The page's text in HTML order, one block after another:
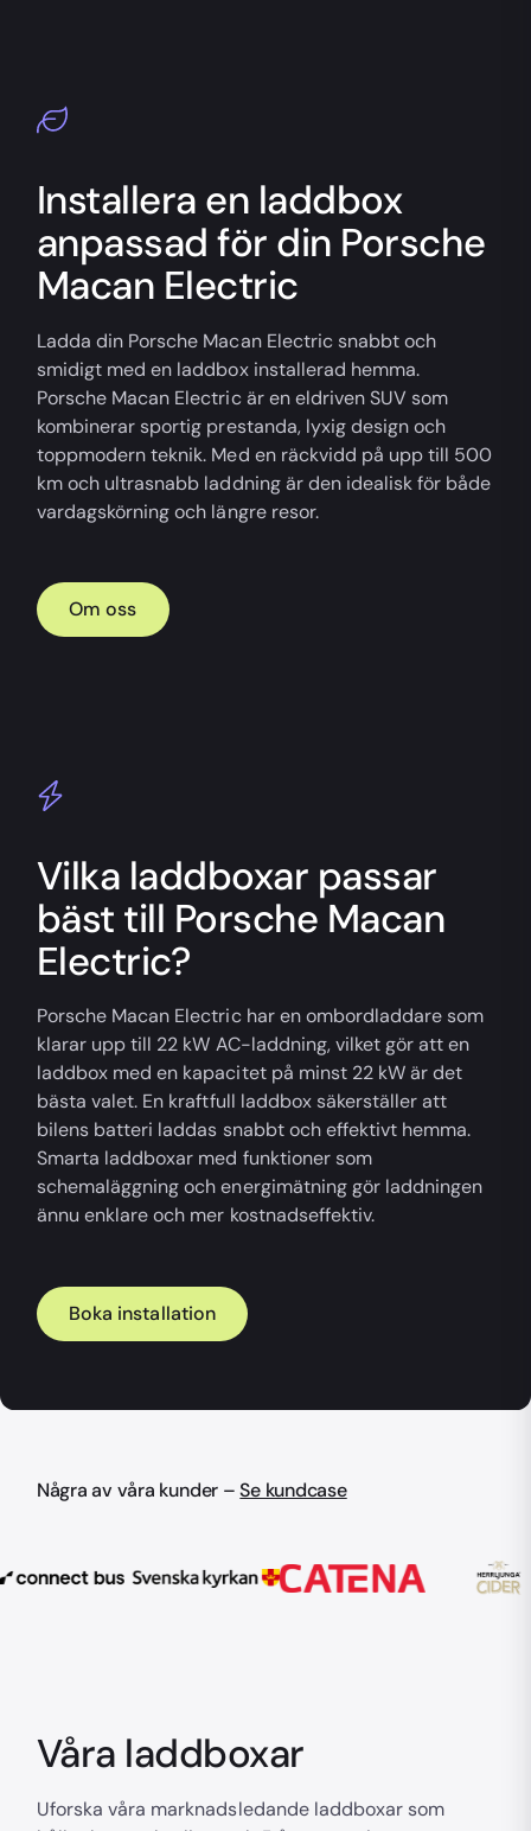
Installera en laddbox
anpassad för din Porsche
Macan Electric
Ladda din Porsche Macan Electric snabbt och
smidigt med en laddbox installerad hemma.
Porsche Macan Electric är en eldriven SUV som
kombinerar sportig prestanda, lyxig design och
toppmodern teknik. Med en räckvidd på upp till 500
km och ultrasnabb laddning är den idealisk för både
vardagskörning och längre resor.
Om oss
Vilka laddboxar passar
bäst till Porsche Macan
Electric?
Porsche Macan Electric har en ombordladdare som
klarar upp till 22 kW AC-laddning, vilket gör att en
laddbox med en kapacitet på minst 22 kW är det
bästa valet. En kraftfull laddbox säkerställer att
bilens batteri laddas snabbt och effektivt hemma.
Smarta laddboxar med funktioner som
schemaläggning och energimätning gör laddningen
ännu enklare och mer kostnadseffektiv.
Boka installation
Några av våra kunder –Se kundcase
Våra laddboxar
Uforska våra marknadsledande laddboxar som